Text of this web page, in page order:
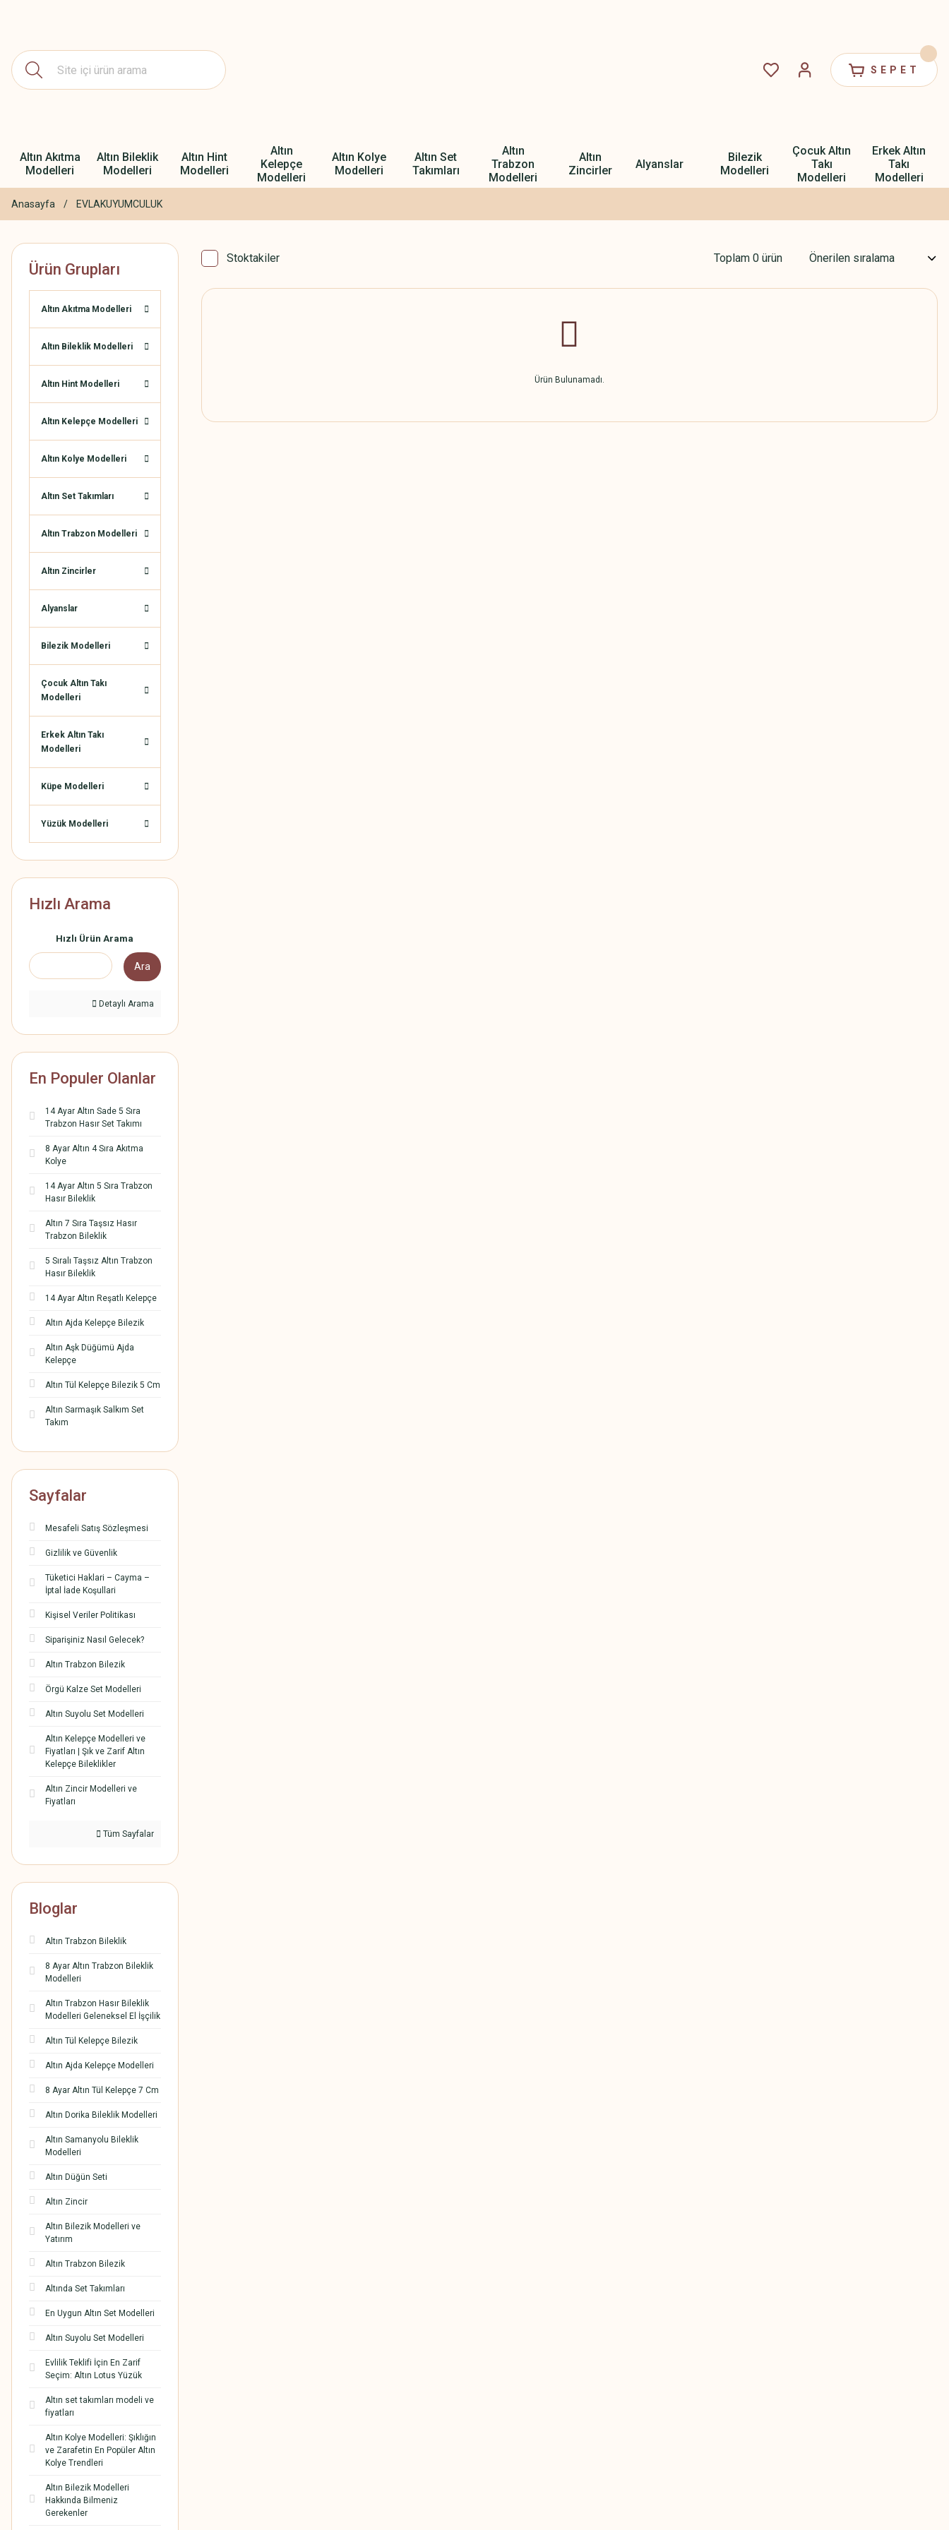
SEPET
Altın Akıtma
Modelleri
Altın Bileklik
Modelleri
Altın Hint
Modelleri
Altın
Kelepçe
Modelleri
Altın Kolye
Modelleri
Altın Set
Takımları
Altın
Trabzon
Modelleri
Altın
Zincirler
Alyanslar
Bilezik
Modelleri
Çocuk Altın
Takı
Modelleri
Erkek Altın
Takı
Modelleri
Anasayfa EVLAKUYUMCULUK
Ürün Grupları
Altın Akıtma Modelleri
Altın Bileklik Modelleri
Altın Hint Modelleri
Altın Kelepçe Modelleri
Altın Kolye Modelleri
Altın Set Takımları
Altın Trabzon Modelleri
Altın Zincirler
Alyanslar
Bilezik Modelleri
Çocuk Altın Takı
Modelleri
Erkek Altın Takı
Modelleri
Küpe Modelleri
Yüzük Modelleri
Hızlı Arama
Hızlı Ürün Arama
Ara
Detaylı Arama
En Populer Olanlar
14 Ayar Altın Sade 5 Sıra
Trabzon Hasır Set Takımı
8 Ayar Altın 4 Sıra Akıtma
Kolye
14 Ayar Altın 5 Sıra Trabzon
Hasır Bileklik
Altın 7 Sıra Taşsız Hasır
Trabzon Bileklik
5 Sıralı Taşsız Altın Trabzon
Hasır Bileklik
14 Ayar Altın Reşatlı Kelepçe
Altın Ajda Kelepçe Bilezik
Altın Aşk Düğümü Ajda
Kelepçe
Altın Tül Kelepçe Bilezik 5 Cm
Altın Sarmaşık Salkım Set
Takım
Sayfalar
Mesafeli Satış Sözleşmesi
Gizlilik ve Güvenlik
Tüketici Haklari – Cayma –
İptal İade Koşullari
Kişisel Veriler Politikası
Siparişiniz Nasıl Gelecek?
Altın Trabzon Bilezik
Örgü Kalze Set Modelleri
Altın Suyolu Set Modelleri
Altın Kelepçe Modelleri ve
Fiyatları | Şık ve Zarif Altın
Kelepçe Bileklikler
Altın Zincir Modelleri ve
Fiyatları
Tüm Sayfalar
Bloglar
Altın Trabzon Bileklik
8 Ayar Altın Trabzon Bileklik
Modelleri
Altın Trabzon Hasır Bileklik
Modelleri Geleneksel El İşçilik
Altın Tül Kelepçe Bilezik
Altın Ajda Kelepçe Modelleri
8 Ayar Altın Tül Kelepçe 7 Cm
Altın Dorika Bileklik Modelleri
Altın Samanyolu Bileklik
Modelleri
Altın Düğün Seti
Altın Zincir
Altın Bilezik Modelleri ve
Yatırım
Altın Trabzon Bilezik
Altında Set Takımları
En Uygun Altın Set Modelleri
Altın Suyolu Set Modelleri
Evlilik Teklifi İçin En Zarif
Seçim: Altın Lotus Yüzük
Altın set takımları modeli ve
fiyatları
Altın Kolye Modelleri: Şıklığın
ve Zarafetin En Popüler Altın
Kolye Trendleri
Altın Bilezik Modelleri
Hakkında Bilmeniz
Gerekenler
Stoktakiler Toplam 0 ürün
Ürün Bulunamadı.